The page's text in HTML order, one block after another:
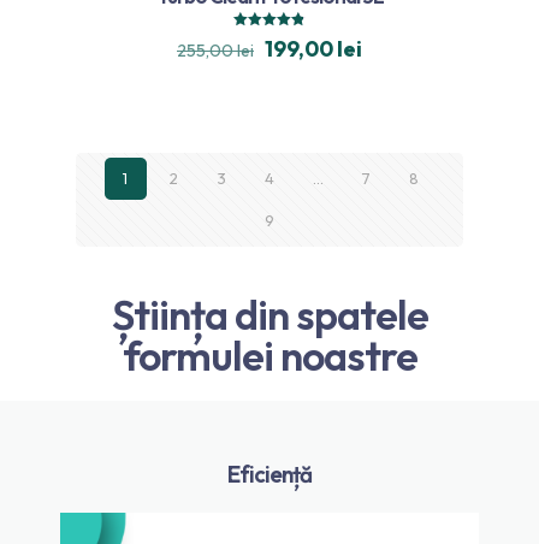
Evaluat la
4.80
255,00lei 199,00lei
1 2 3 4 7 8
9
Știința din spatele
formulei noastre
Eficiență